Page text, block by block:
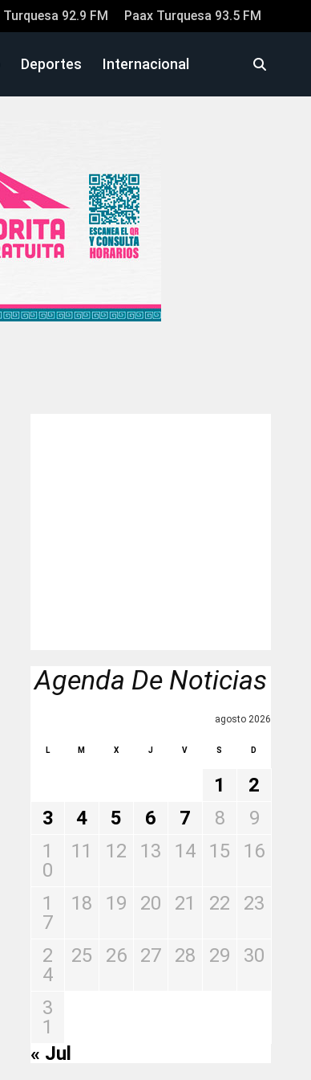
Turquesa 92.9 FM Paax Turquesa 93.5 FM
Deportes Internacional
Agenda De Noticias
agosto 2026
L M X J V S D
1
2
3
4 5 6 7 8
9
1
0
11 12 13 14 15 16
1
7
18 19 20 21 22 23
2
4
25 26 27 28 29 30
3
1
« Jul